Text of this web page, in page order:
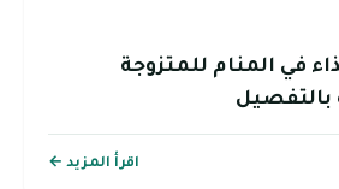
في المنام للمتزوجة
بالتفصيل
اقرأ المزيد ←